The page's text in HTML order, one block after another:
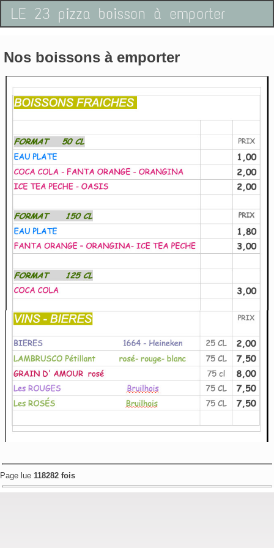
LE 23 pizza boisson à emporter
Nos boissons à emporter
Page lue 118282 fois